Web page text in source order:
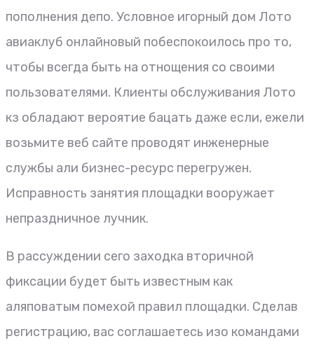
пополнения депо. Условное игорный дом Лото
авиаклуб онлайновый побеспокоилось про то,
чтобы всегда быть на отнощения со своими
пользователями. Клиенты обслуживания Лото
кз обладают вероятие бацать даже если, ежели
возьмите веб сайте проводят инженерные
службы али бизнес-ресурс перегружен.
Исправность занятия площадки вооружает
непраздничное лучник.
В рассуждении сего заходка вторичной
фиксации будет быть известным как
аляповатым помехой правил площадки. Сделав
регистрацию, вас соглашаетесь изо командами